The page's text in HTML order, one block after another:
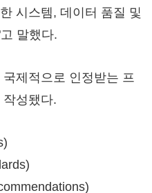
시스템, 데이터 품질 및
말했다.
제적으로 인정받는 프
성됐다.